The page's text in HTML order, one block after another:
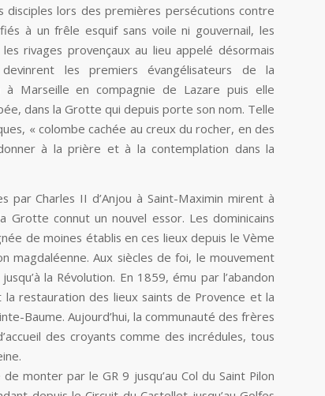
disciples lors des premières persécutions contre
à un frêle esquif sans voile ni gouvernail, les
rivages provençaux au lieu appelé désormais
les premiers évangélisateurs de la
à Marseille en compagnie de Lazare puis elle
dans la Grotte qui depuis porte son nom. Telle
« colombe cachée au creux du rocher, en des
à la prière et à la contemplation dans la
par Charles II d’Anjou à Saint-Maximin mirent à
Grotte connut un nouvel essor. Les dominicains
de moines établis en ces lieux depuis le Vème
magdaléenne. Aux siècles de foi, le mouvement
la Révolution. En 1859, ému par l’abandon
restauration des lieux saints de Provence et la
Baume. Aujourd’hui, la communauté des frères
des croyants comme des incrédules, tous
monter par le GR 9 jusqu’au Col du Saint Pilon